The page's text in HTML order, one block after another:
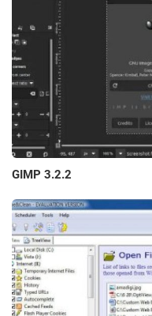
GIMP 3.2.2